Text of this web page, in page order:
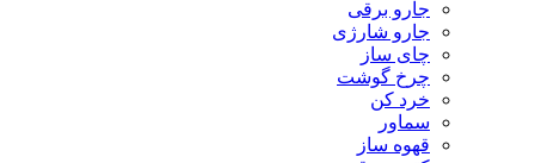
جارو برقی
جارو شارژی
چای ساز
چرخ گوشت
خرد کن
سماور
قهوه ساز